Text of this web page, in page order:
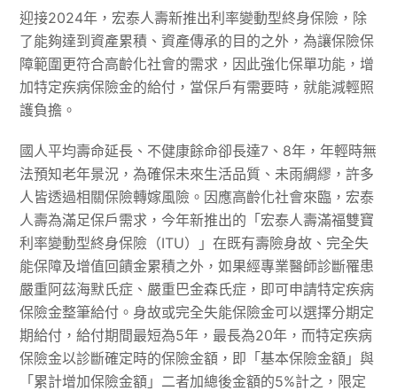
迎接2024年，宏泰人壽新推出利率變動型終身保險，除
了能夠達到資產累積、資產傳承的目的之外，為讓保險保
障範圍更符合高齡化社會的需求，因此強化保單功能，增
加特定疾病保險金的給付，當保戶有需要時，就能減輕照
護負擔。
國人平均壽命延長、不健康餘命卻長達7、8年，年輕時無
法預知老年景況，為確保未來生活品質、未雨綢繆，許多
人皆透過相關保險轉嫁風險。因應高齡化社會來臨，宏泰
人壽為滿足保戶需求，今年新推出的「宏泰人壽滿福雙寶
利率變動型終身保險（ITU）」在既有壽險身故、完全失
能保障及增值回饋金累積之外，如果經專業醫師診斷罹患
嚴重阿茲海默氏症、嚴重巴金森氏症，即可申請特定疾病
保險金整筆給付。身故或完全失能保險金可以選擇分期定
期給付，給付期間最短為5年，最長為20年，而特定疾病
保險金以診斷確定時的保險金額，即「基本保險金額」與
「累計增加保險金額」二者加總後金額的5%計之，限定